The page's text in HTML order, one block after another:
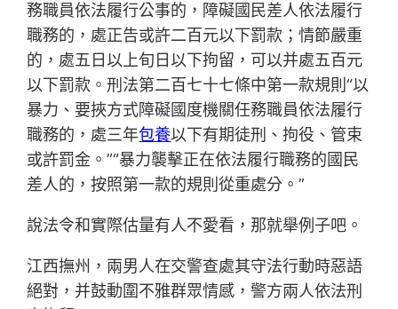
務職員依法履行公事的，障礙國民差人依法履行
職務的，處正告或許二百元以下罰款；情節嚴重
的，處五日以上旬日以下拘留，可以并處五百元
以下罰款。刑法第二百七十七條中第一款規則“以
暴力、要挾方式障礙國度機關任務職員依法履行
職務的，處三年包養以下有期徒刑、拘役、管束
或許罰金。”“暴力襲擊正在依法履行職務的國民
差人的，按照第一款的規則從重處分。”
說法令和實際估量有人不愛看，那就舉例子吧。
江西撫州，兩男人在交警查處其守法行動時惡語
絕對，并鼓動圍不雅群眾情感，警方兩人依法刑